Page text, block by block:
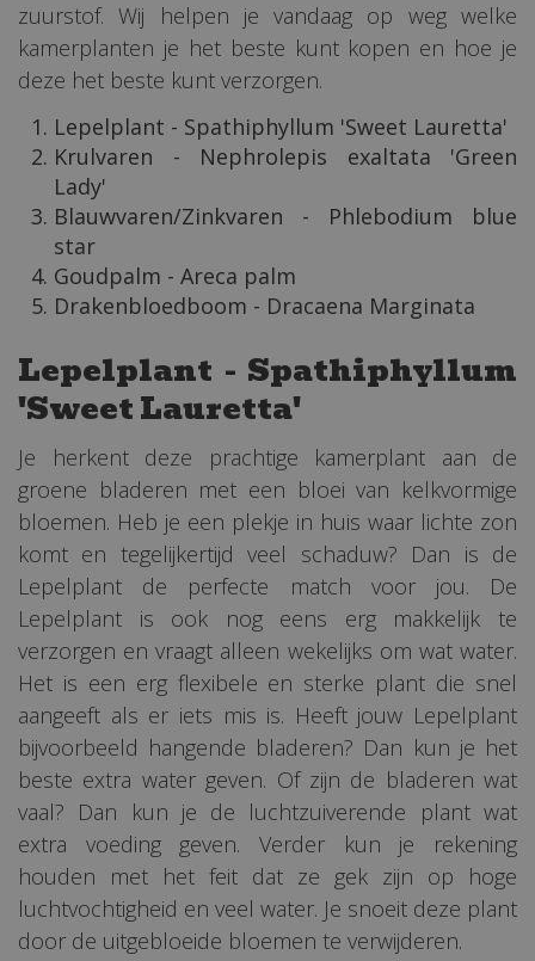
zuurstof. Wij helpen je vandaag op weg welke
kamerplanten je het beste kunt kopen en hoe je
deze het beste kunt verzorgen.
Lepelplant - Spathiphyllum 'Sweet Lauretta'
Krulvaren - Nephrolepis exaltata 'Green
Lady'
Blauwvaren/Zinkvaren - Phlebodium blue
star
Goudpalm - Areca palm
Drakenbloedboom - Dracaena Marginata
Lepelplant - Spathiphyllum
'Sweet Lauretta'
Je herkent deze prachtige kamerplant aan de
groene bladeren met een bloei van kelkvormige
bloemen. Heb je een plekje in huis waar lichte zon
komt en tegelijkertijd veel schaduw? Dan is de
Lepelplant de perfecte match voor jou. De
Lepelplant is ook nog eens erg makkelijk te
verzorgen en vraagt alleen wekelijks om wat water.
Het is een erg flexibele en sterke plant die snel
aangeeft als er iets mis is. Heeft jouw Lepelplant
bijvoorbeeld hangende bladeren? Dan kun je het
beste extra water geven. Of zijn de bladeren wat
vaal? Dan kun je de luchtzuiverende plant wat
extra voeding geven. Verder kun je rekening
houden met het feit dat ze gek zijn op hoge
luchtvochtigheid en veel water. Je snoeit deze plant
door de uitgebloeide bloemen te verwijderen.